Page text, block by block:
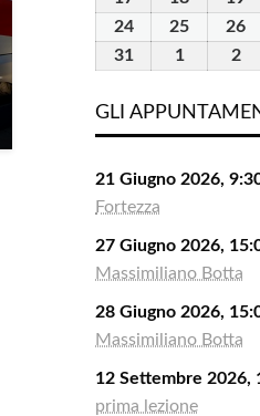
2026
2026
Agosto Agosto
2424
Agosto
25
Agosto
26
3131
2026
11
2026
22
GLI
21 Giugno 2026,
Fortezza
27 Giugno 2026,
Massimiliano Botta
28 Giugno 2026,
Massimiliano Botta
12 Settembre 2026,
prima lezione